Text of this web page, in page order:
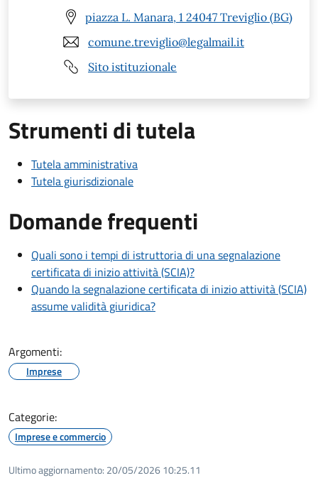
piazza L. Manara, 1 24047 Treviglio (BG)
comune.treviglio@legalmail.it
Sito istituzionale
Strumenti di tutela
Tutela amministrativa
Tutela giurisdizionale
Domande frequenti
Quali sono i tempi di istruttoria di una segnalazione
certificata di inizio attività (SCIA)?
Quando la segnalazione certificata di inizio attività (SCIA)
assume validità giuridica?
Argomenti:
Imprese
Categorie:
Imprese e commercio
Ultimo aggiornamento: 20/05/2026 10:25.11